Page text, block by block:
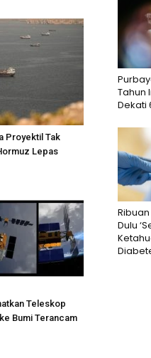
Proyektil Tak
Lepas
Teleskop
Bumi Terancam
Tahun
Dekati
Dulu